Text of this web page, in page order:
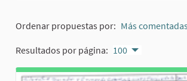
Ordenar propuestas por: Más comentadas
Resultados por página: 100